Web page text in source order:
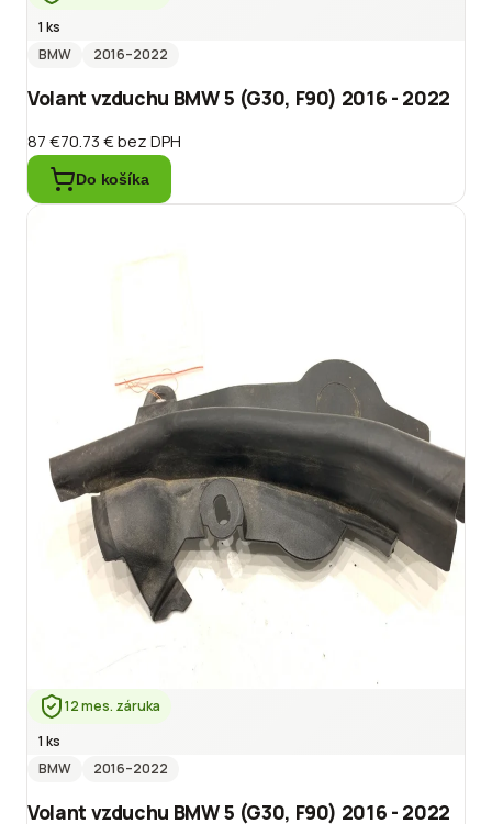
1 ks
BMW
2016–2022
Volant vzduchu BMW 5 (G30, F90) 2016 - 2022
87 €70.73 €bez DPH
Do košíka
12 mes. záruka
1 ks
BMW
2016–2022
Volant vzduchu BMW 5 (G30, F90) 2016 - 2022